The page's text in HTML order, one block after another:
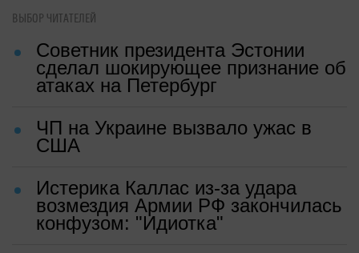
ВЫБОР ЧИТАТЕЛЕЙ
Советник президента Эстонии
сделал шокирующее признание об
атаках на Петербург
ЧП на Украине вызвало ужас в
США
Истерика Каллас из-за удара
возмездия Армии РФ закончилась
конфузом: "Идиотка"